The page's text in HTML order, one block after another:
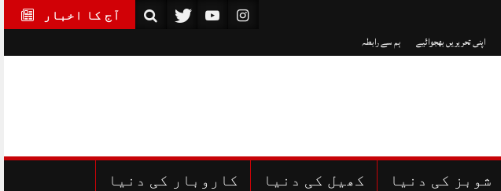
آج کا اخبار
اپنی تحریریں بھجوائیے ہم سے رابطہ
شوبز کی دنیا کھیل کی دنیا کاروبار کی دنیا